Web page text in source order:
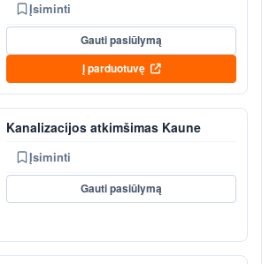
Įsiminti
Gauti pasiūlymą
Į parduotuvę
Kanalizacijos atkimšimas Kaune
Įsiminti
Gauti pasiūlymą